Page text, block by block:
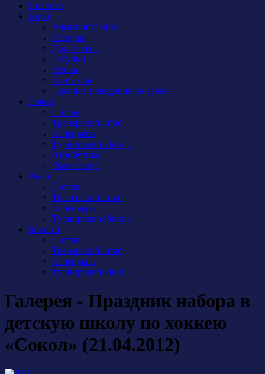
Новости
Клуб
Администрация
История
Документы
Закупки
Арена
Контакты
Правила поведения на арене
Сокол
Состав
Тренерский штаб
Календарь
Турнирная таблица
Атрибутика
Фан-сектор
Рыси
Состав
Тренерский штаб
Календарь
Турнирная таблица
Бирюса
Состав
Тренерский штаб
Календарь
Турнирная таблица
Галерея - Праздник набора в
детскую школу по хоккею
«Сокол» (21.04.2012)